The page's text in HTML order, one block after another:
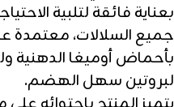
بعناية فائقة لتلبية
جميع السلالات، معتمدة
بأحماض أوميغا الدهنية
لبروتين سهل الهضم.